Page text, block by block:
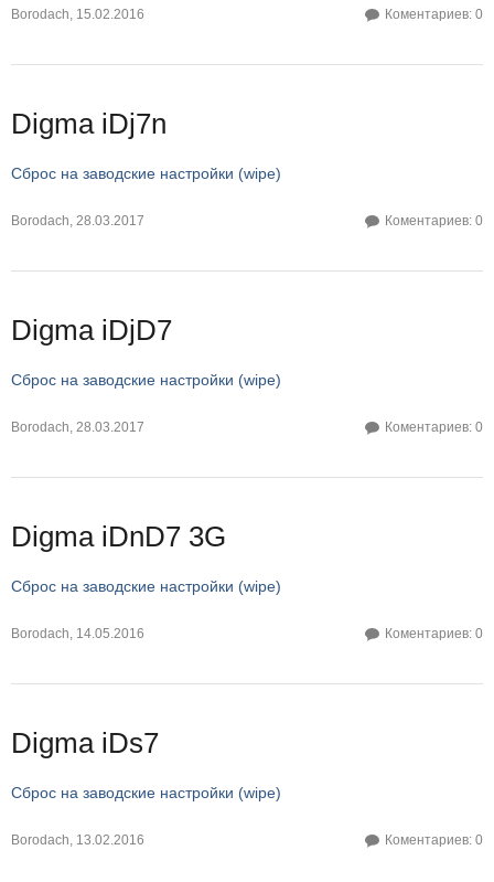
Borodach, 15.02.2016 Коментариев: 0
Digma iDj7n
Сброс на заводские настройки (wipe)
Borodach, 28.03.2017 Коментариев: 0
Digma iDjD7
Сброс на заводские настройки (wipe)
Borodach, 28.03.2017 Коментариев: 0
Digma iDnD7 3G
Сброс на заводские настройки (wipe)
Borodach, 14.05.2016 Коментариев: 0
Digma iDs7
Сброс на заводские настройки (wipe)
Borodach, 13.02.2016 Коментариев: 0